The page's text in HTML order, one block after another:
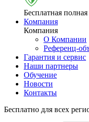
Бесплатная
Компания
Компания
О Компании
Референц-
Гарантия и сервис
Наши партнеры
Обучение
Новости
Контакты
Бесплатно для всех